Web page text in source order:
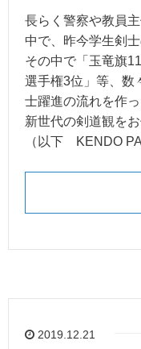
長らく警察や教員
中で、昨今学生剣
その中で「玉竜旗
選手権3位」等、数
士躍進の流れを作
新世代の剣道観をお
（以下 KENDO
2019.12.21